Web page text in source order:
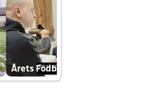
Årets Fodboldklub 2025 mp4